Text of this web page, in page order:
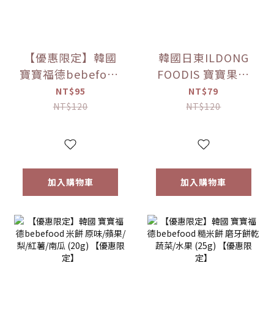
【優惠限定】韓國
寶寶福德bebefood
接骨木莓果汁
(80ml)
NT$95
NT$120
加入購物車
韓國日東ILDONG
FOODIS 寶寶果汁
桔梗梨/蘋果黑棗
(100ml) 【優惠限
NT$79
NT$120
加入購物車